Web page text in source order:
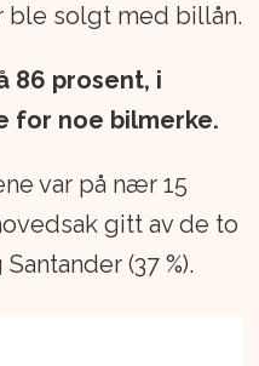
ble solgt med billån.
86 prosent, i
for noe bilmerke.
var på nær 15
gitt av de to
(37 %).